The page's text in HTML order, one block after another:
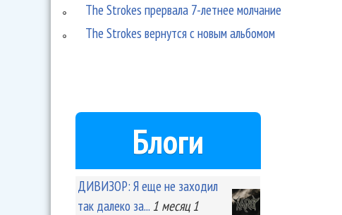
The Strokes прервала 7-летнее молчание
The Strokes вернутся с новым альбомом
Блоги
ДИВИЗОР: Я еще не заходил
так далеко за... 1 месяц 1